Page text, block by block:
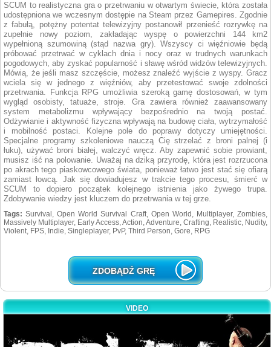
SCUM to realistyczna gra o przetrwaniu w otwartym świecie, która została
udostępniona we wczesnym dostępie na Steam przez Gamepires. Zgodnie
z fabułą, potężny potentat telewizyjny postanowił przenieść rozrywkę na
zupełnie nowy poziom, zakładając wyspę o powierzchni 144 km2
wypełnioną szumowiną (stąd nazwa gry). Wszyscy ci więźniowie będą
próbować przetrwać w cyklach dnia i nocy oraz w trudnych warunkach
pogodowych, aby zyskać popularność i sławę wśród widzów telewizyjnych.
Mówią, że jeśli masz szczęście, możesz znaleźć wyjście z wyspy. Gracz
wciela się w jednego z więźniów, aby przetestować swoje zdolności
przetrwania. Funkcja RPG umożliwia szeroką gamę dostosowań, w tym
wygląd osobisty, tatuaże, stroje. Gra zawiera również zaawansowany
system metabolizmu wpływający bezpośrednio na twoją postać.
Odżywianie i aktywność fizyczna wpływają na budowę ciała, wytrzymałość
i mobilność postaci. Kolejne pole do poprawy dotyczy umiejętności.
Specjalne programy szkoleniowe nauczą Cię strzelać z broni palnej (i
łuku), używać broni białej, walczyć wręcz. Aby zapewnić sobie prowiant,
musisz iść na polowanie. Uważaj na dziką przyrodę, która jest rozrzucona
po akrach tego piaskowcowego świata, ponieważ łatwo jest stać się ofiarą
zamiast łowcą. Jak się dowiadujesz w trakcie tego procesu, śmierć w
SCUM to dopiero początek kolejnego istnienia jako żywego trupa.
Zdobywanie wiedzy jest kluczem do przetrwania w tej grze.
Tags: Survival, Open World Survival Craft, Open World, Multiplayer, Zombies,
Massively Multiplayer, Early Access, Action, Adventure, Crafting, Realistic, Nudity,
Violent, FPS, Indie, Singleplayer, PvP, Third Person, Gore, RPG
ZDOBĄDŹ GRĘ
VIDEO